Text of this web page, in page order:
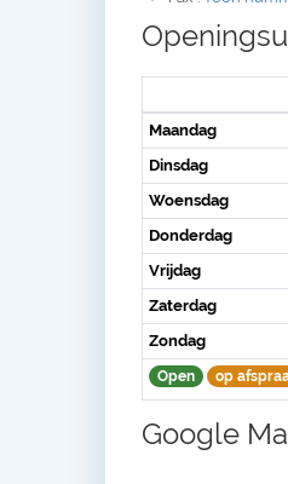
Maandag
Dinsdag
Woensdag
Donderdag
Vrijdag
Zaterdag
Zondag
Open op
Google